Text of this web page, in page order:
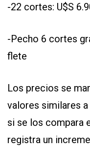
-22 cortes: U$S
-Pecho 6 cortes
flete
Los precios se
valores similares
si se los compara
registra un